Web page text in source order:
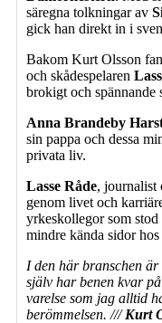
säregna tolkningar av
gick han direkt in i
Bakom Kurt Olsson
och skådespelaren
brokigt och spännande
Anna Brandeby
sin pappa och dessa
privata liv.
Lasse Råde, journalist
genom livet och
yrkeskollegor som
mindre kända sidor
I den här branschen
själv har benen kvar
varelse som jag alltid
berömmelsen. ///Kurt